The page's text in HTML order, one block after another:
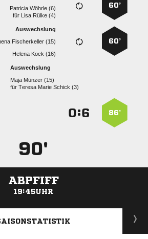
60’
  
für   
60’
Auswechslung
 
  
Auswechslung
  
für   
86’
:
90'
ABPFIFF
19:45UHR
ANZEIGE